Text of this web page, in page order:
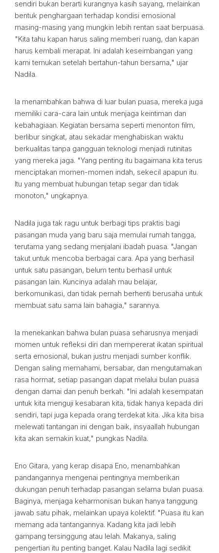
sendiri bukan berarti kurangnya kasih sayang, melainkan
bentuk penghargaan terhadap kondisi emosional
masing-masing yang mungkin lebih rentan saat berpuasa.
"Kita tahu kapan harus saling memberi ruang, dan kapan
harus kembali merapat. Ini adalah keseimbangan yang
kami temukan setelah bertahun-tahun bersama," ujar
Nadila.
Ia menambahkan bahwa di luar bulan puasa, mereka juga
memiliki cara-cara lain untuk menjaga keintiman dan
kebahagiaan. Kegiatan bersama seperti menonton film,
berlibur singkat, atau sekadar menghabiskan waktu
berkualitas tanpa gangguan teknologi menjadi rutinitas
yang mereka jaga. "Yang penting itu bagaimana kita terus
menciptakan momen-momen indah, sekecil apapun itu.
Itu yang membuat hubungan tetap segar dan tidak
monoton," ungkapnya.
Nadila juga tak ragu untuk berbagi tips praktis bagi
pasangan muda yang baru saja memulai rumah tangga,
terutama yang sedang menjalani ibadah puasa. "Jangan
takut untuk mencoba berbagai cara. Apa yang berhasil
untuk satu pasangan, belum tentu berhasil untuk
pasangan lain. Kuncinya adalah mau belajar,
berkomunikasi, dan tidak pernah berhenti berusaha untuk
membuat satu sama lain bahagia," sarannya.
Ia menekankan bahwa bulan puasa seharusnya menjadi
momen untuk refleksi diri dan mempererat ikatan spiritual
serta emosional, bukan justru menjadi sumber konflik.
Dengan saling memahami, bersabar, dan mengutamakan
rasa hormat, setiap pasangan dapat melalui bulan puasa
dengan damai dan penuh berkah. "Ini adalah kesempatan
untuk kita menguji kesabaran kita, tidak hanya kepada diri
sendiri, tapi juga kepada orang terdekat kita. Jika kita bisa
melewati tantangan ini dengan baik, insyaallah hubungan
kita akan semakin kuat," pungkas Nadila.
Eno Gitara, yang kerap disapa Eno, menambahkan
pandangannya mengenai pentingnya memberikan
dukungan penuh terhadap pasangan selama bulan puasa.
Baginya, menjaga keharmonisan bukan hanya tanggung
jawab satu pihak, melainkan upaya kolektif. "Puasa itu kan
memang ada tantangannya. Kadang kita jadi lebih
gampang tersinggung atau lelah. Makanya, saling
pengertian itu penting banget. Kalau Nadila lagi sedikit